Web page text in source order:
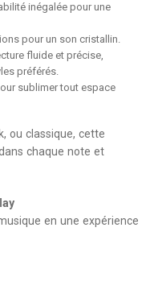
inégalée pour une
pour un son cristallin.
fluide et précise,
préférés.
sublimer tout espace
ou classique, cette
chaque note et
en une expérience